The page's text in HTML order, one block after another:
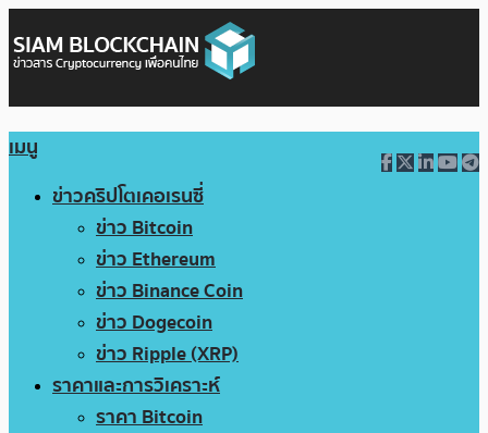
เมนู
ข่าวคริปโตเคอเรนซี่
ข่าว Bitcoin
ข่าว Ethereum
ข่าว Binance Coin
ข่าว Dogecoin
ข่าว Ripple (XRP)
ราคาและการวิเคราะห์
ราคา Bitcoin